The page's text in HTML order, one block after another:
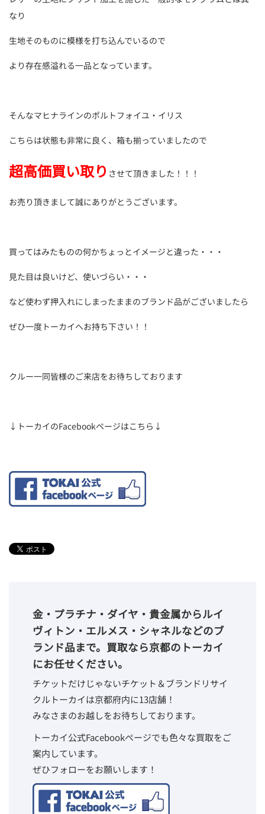
なり
生地そのものに模様を打ち込んでいるので
より存在感溢れる一品となっています。
そんなマヒナラインのポルトフォイユ・イリス
こちらは状態も非常に良く、箱も揃っていましたので
超高価買い取り させて頂きました！！！
お売り頂きまして誠にありがとうございます。
買ってはみたものの何かちょっとイメージと違った・・・
見た目は良いけど、使いづらい・・・
など使わず押入れにしまったままのブランド品がございましたら
ぜひ一度トーカイへお持ち下さい！！
クルー一同皆様のご来店をお待ちしております
↓トーカイのFacebookページはこちら↓
金・プラチナ・ダイヤ・貴金属からルイ
ヴィトン・エルメス・シャネルなどのブ
ランド品まで。買取なら京都のトーカイ
にお任せください。
チケットだけじゃないチケット＆ブランドリサイ
クルトーカイは京都府内に13店舗！
みなさまのお越しをお待ちしております。
トーカイ公式Facebookページでも色々な買取をご
案内しています。
ぜひフォローをお願いします！